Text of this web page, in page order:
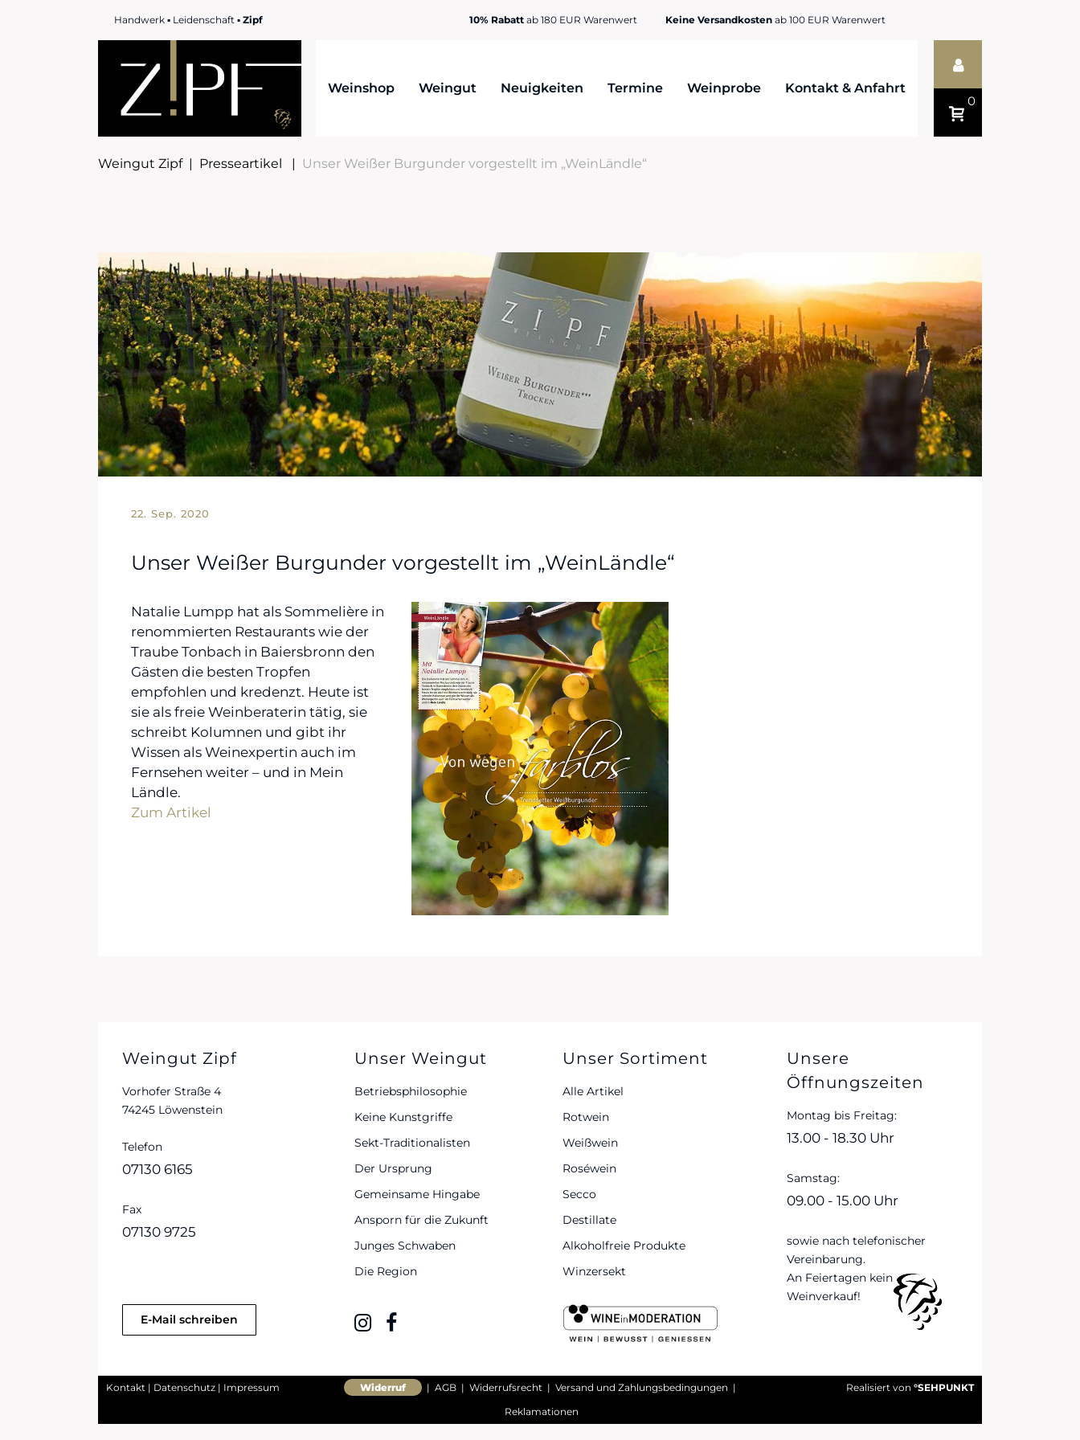
Handwerk ▪ Leidenschaft ▪ Zipf 10% Rabatt ab 180 EUR Warenwert Keine Versandkosten ab 100 EUR Warenwert
Weinshop Weingut Neuigkeiten Termine Weinprobe
Kontakt & Anfahrt
0
Weingut Zipf| Presseartikel | Unser Weißer Burgunder vorgestellt im „WeinLändle“
22. Sep. 2020
Unser Weißer Burgunder vorgestellt im „WeinLändle“
Natalie Lumpp hat als Sommelière in
renommierten Restaurants wie der
Traube Tonbach in Baiersbronn den
Gästen die besten Tropfen
empfohlen und kredenzt. Heute ist
sie als freie Weinberaterin tätig, sie
schreibt Kolumnen und gibt ihr
Wissen als Weinexpertin auch im
Fernsehen weiter – und in Mein
Ländle.
Zum Artikel
Weingut Zipf
Vorhofer Straße 4
74245 Löwenstein
Telefon
07130 6165
Fax
07130 9725
E-Mail schreiben
Unser Weingut
Betriebsphilosophie
Keine Kunstgriffe
Sekt-Traditionalisten
Der Ursprung
Gemeinsame Hingabe
Ansporn für die Zukunft
Junges Schwaben
Die Region
Unser Sortiment
Alle Artikel
Rotwein
Weißwein
Roséwein
Secco
Destillate
Alkoholfreie Produkte
Winzersekt
Unsere
Öffnungszeiten
Montag bis Freitag:
13.00 - 18.30 Uhr
Samstag:
09.00 - 15.00 Uhr
sowie nach telefonischer
Vereinbarung.
An Feiertagen kein
Weinverkauf!
Kontakt | Datenschutz | Impressum Widerruf | AGB | Widerrufsrecht | Versand und Zahlungsbedingungen |
Reklamationen
Realisiert von °SEHPUNKT